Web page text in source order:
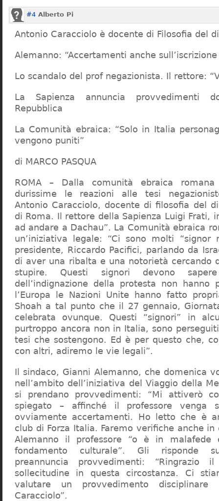
#4 Alberto Pi
Antonio Caracciolo è docente di Filosofia del
Alemanno: “Accertamenti anche
Lo scandalo del prof negazionista. Il rettore:
La Sapienza annuncia provvedimenti
Repubblica
La Comunità ebraica: “Solo in Italia
vengono puniti”
di MARCO PASQUA
ROMA – Dalla comunità ebraica
durissime le reazioni alle tesi
Antonio Caracciolo, docente di filosofia del
di Roma. Il rettore della Sapienza Luigi Frati,
ad andare a Dachau”. La Comunità ebraica
un’iniziativa legale: “Ci sono molti “signor
presidente, Riccardo Pacifici, parlando da
di aver una ribalta e una notorietà cercando
stupire. Questi signori devono
dell’indignazione della protesta non hanno
l’Europa le Nazioni Unite hanno fatto
Shoah a tal punto che il 27 gennaio,
celebrata ovunque. Questi “signori” in
purtroppo ancora non in Italia, sono
tesi che sostengono. Ed è per questo che,
con altri, adiremo le vie legali”.
Il sindaco, Gianni Alemanno, che domenica
nell’ambito dell’iniziativa del Viaggio della
si prendano provvedimenti: “Mi attiverò
spiegato – affinché il professore venga
ovviamente accertamenti. Ho letto che è
club di Forza Italia. Faremo verifiche anche in
Alemanno il professore “o è in malafede
fondamento culturale”. Gli risponde
preannuncia provvedimenti:
sollecitudine in questa circostanza. Ci
valutare un provvedimento
Caracciolo”.